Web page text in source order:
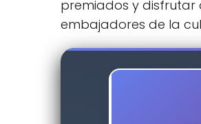
premiados y disfrutar
embajadores de la